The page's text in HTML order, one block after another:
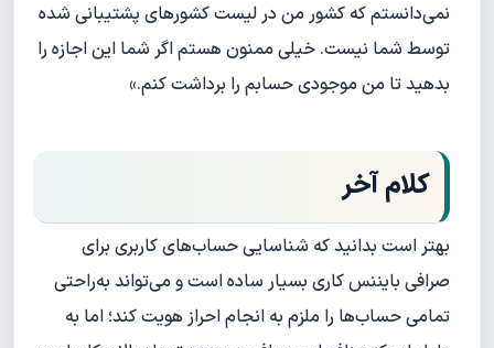
نمی‌دانستم که کشور من در لیست کشورهای پشتیبانی شده
توسط شما نیست. خیلی ممنون هستم اگر شما این اجازه را
بدهید تا من موجودی حسابم را برداشت کنم.»
کلام آخر
بهتر است بدانید که شناسایی حساب‌های کاربری برای
صرافی بایننس کاری بسیار ساده است و می‌تواند به‌راحتی
تمامی حساب‌ها را ملزم به انجام احراز هویت کند؛ اما به